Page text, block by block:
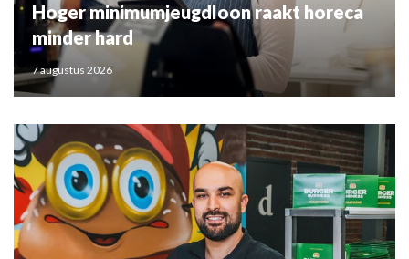
Hoger minimumjeugdloon raakt horeca
minder hard
7 augustus 2026